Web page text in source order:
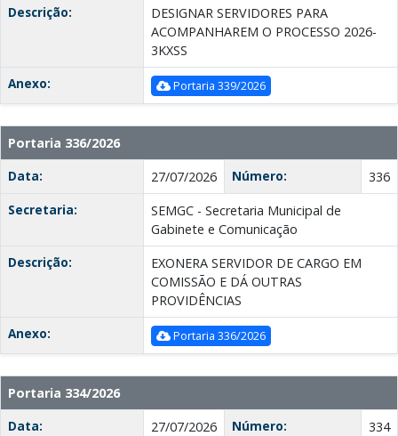
Descrição:
DESIGNAR SERVIDORES PARA
ACOMPANHAREM O PROCESSO 2026-
3KXSS
Anexo:
Portaria 339/2026
Portaria 336/2026
Data:
27/07/2026 Número:
336
Secretaria:
SEMGC - Secretaria Municipal de
Gabinete e Comunicação
Descrição:
EXONERA SERVIDOR DE CARGO EM
COMISSÃO E DÁ OUTRAS
PROVIDÊNCIAS
Anexo:
Portaria 336/2026
Portaria 334/2026
Data:
27/07/2026 Número:
334